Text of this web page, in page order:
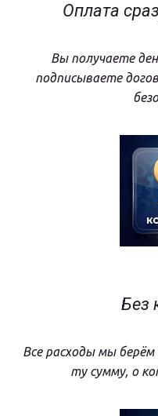
Оплата
Вы получаете
подписываете
Без
Все расходы мы
ту сумму, о